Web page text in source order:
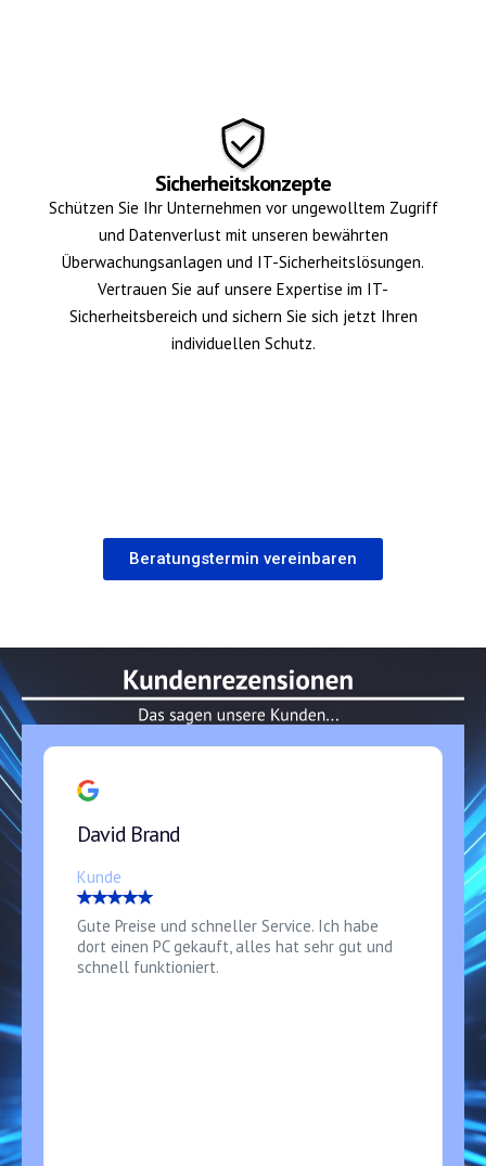
Sicherheitskonzepte
Schützen Sie Ihr Unternehmen vor ungewolltem Zugriff
und Datenverlust mit unseren bewährten
Überwachungsanlagen und IT-Sicherheitslösungen.
Vertrauen Sie auf unsere Expertise im IT-
Sicherheitsbereich und sichern Sie sich jetzt Ihren
individuellen Schutz.
Beratungstermin vereinbaren
David Brand
Kunde
Gute Preise und schneller Service. Ich habe
dort einen PC gekauft, alles hat sehr gut und
schnell funktioniert.